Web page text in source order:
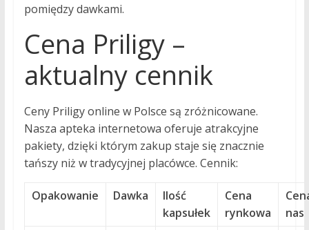
pomiędzy dawkami.
Cena Priligy –
aktualny cennik
Ceny Priligy online w Polsce są zróżnicowane.
Nasza apteka internetowa oferuje atrakcyjne
pakiety, dzięki którym zakup staje się znacznie
tańszy niż w tradycyjnej placówce. Cennik:
Opakowanie Dawka
Ilość
kapsułek
Cena
rynkowa
nas